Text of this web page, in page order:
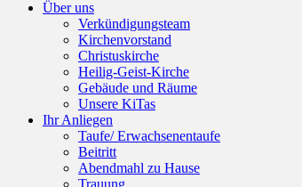
Über uns
Verkündigungsteam
Kirchenvorstand
Christuskirche
Heilig-Geist-Kirche
Gebäude und Räume
Unsere KiTas
Ihr Anliegen
Taufe/ Erwachsenentaufe
Beitritt
Abendmahl zu Hause
Trauung